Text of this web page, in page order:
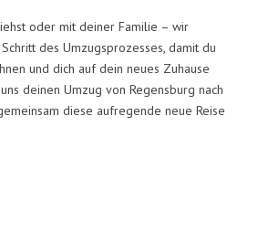
oder mit deiner Familie – wir
des Umzugsprozesses, damit du
und dich auf dein neues Zuhause
deinen Umzug von Regensburg nach
diese aufregende neue Reise